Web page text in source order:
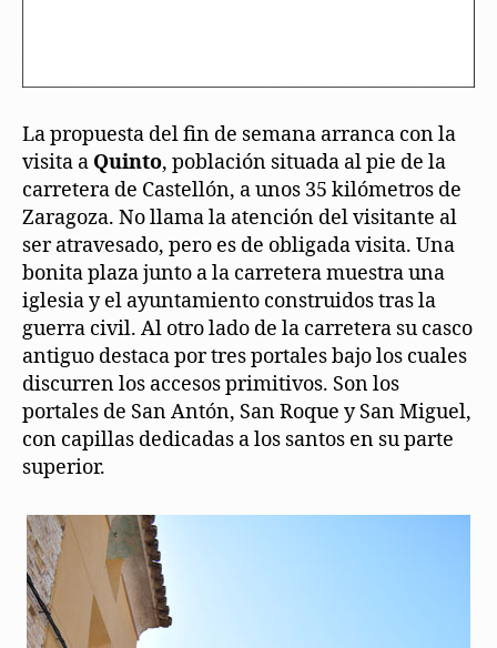
La propuesta del fin de semana arranca con la
visita a Quinto, población situada al pie de la
carretera de Castellón, a unos 35 kilómetros de
Zaragoza. No llama la atención del visitante al
ser atravesado, pero es de obligada visita. Una
bonita plaza junto a la carretera muestra una
iglesia y el ayuntamiento construidos tras la
guerra civil. Al otro lado de la carretera su casco
antiguo destaca por tres portales bajo los cuales
discurren los accesos primitivos. Son los
portales de San Antón, San Roque y San Miguel,
con capillas dedicadas a los santos en su parte
superior.